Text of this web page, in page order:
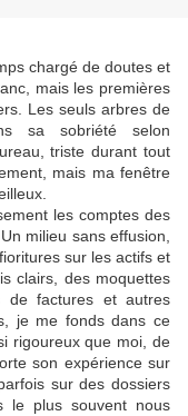
chargé de doutes et
mais les premières
Les seuls arbres de
sa sobriété selon
triste durant tout
mais ma fenêtre
les comptes des
milieu sans effusion,
sur les actifs et
clairs, des moquettes
de factures et autres
je me fonds dans ce
rigoureux que moi, de
son expérience sur
sur des dossiers
le plus souvent nous